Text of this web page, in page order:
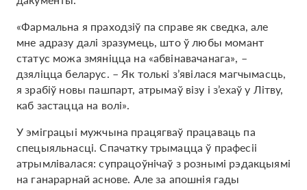
«Фармальна я праходзіў па справе як сведка, але
мне адразу далі зразумець, што ў любы момант
статус можа змяніцца на «абвінавачанага», –
дзяліцца беларус. – Як толькі з’явілася магчымасць,
я зрабіў новы пашпарт, атрымаў візу і з’ехаў у Літву,
каб застацца на волі».
У эміграцыі мужчына працягваў працаваць па
спецыяльнасці. Спачатку трымацца ў прафесіі
атрымлівалася: супрацоўнічаў з рознымі рэдакцыямі
на ганарарнай аснове. Але за апошнія гады